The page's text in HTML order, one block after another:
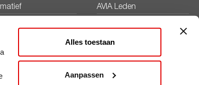
Alles toestaan
Aanpassen
AVIA Leden
Nieuws
Duurzaamheid
Werken bij